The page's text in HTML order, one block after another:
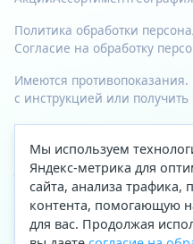
Политика обработки
Согласие на обработку
Имеются
с инструкцией или
© 2023—2026 Все права
Адрес
Архангельск, ул. Папанина,
автоцентра «Тойота»)
Мы используем
Яндекс-метрика для
сайта, анализа трафика,
контента, помогающую
для вас. Продолжая